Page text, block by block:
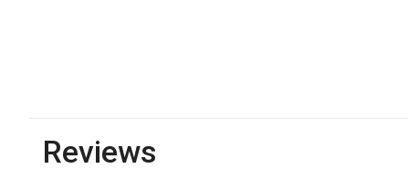
Reviews